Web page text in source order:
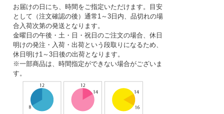
お届けの日にち、時間をご指定いただけます。
目安
として（注文確認の後） 通常1～3日内 、品切れの場
合入荷次第の発送となります。
金曜日の午後・土・日・祝日のご注文の場合、休日
明けの発注・入荷・出荷という段取りになるため、
休日明け1～3日後の出荷となります。
※一部商品は、時間指定ができない場合がございま
す。